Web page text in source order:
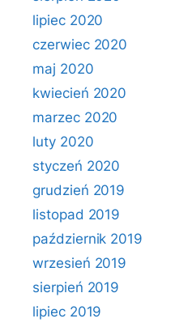
lipiec 2020
czerwiec 2020
maj 2020
kwiecień 2020
marzec 2020
luty 2020
styczeń 2020
grudzień 2019
listopad 2019
październik 2019
wrzesień 2019
sierpień 2019
lipiec 2019